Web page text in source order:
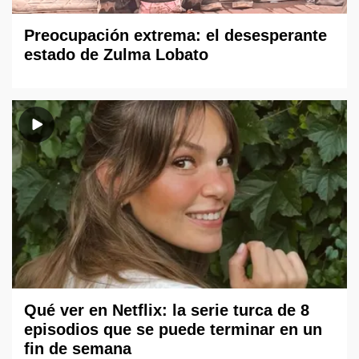
Preocupación extrema: el desesperante
estado de Zulma Lobato
Qué ver en Netflix: la serie turca de 8
episodios que se puede terminar en un
fin de semana